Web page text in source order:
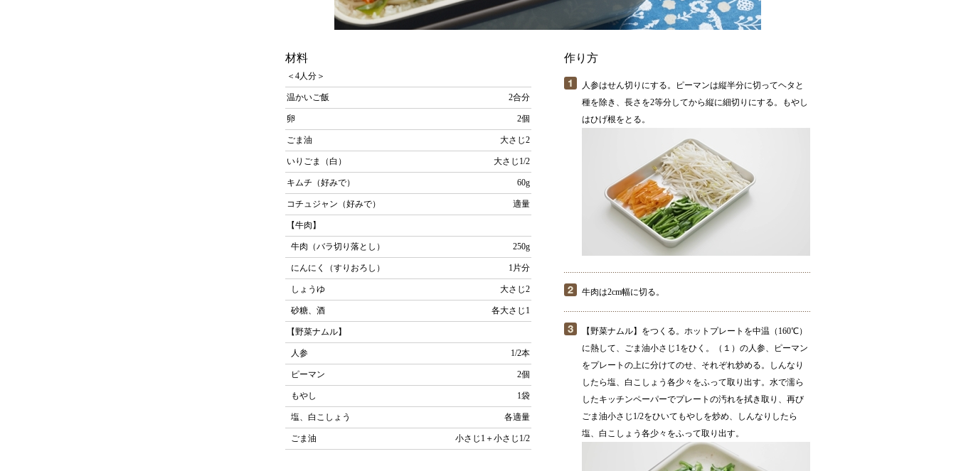
材料
＜4人分＞
温かいご飯 2合分
卵 2個
ごま油 大さじ2
いりごま（白） 大さじ1/2
キムチ（好みで） 60g
コチュジャン（好みで） 適量
【牛肉】
牛肉（バラ切り落とし） 250g
にんにく（すりおろし） 1片分
しょうゆ 大さじ2
砂糖、酒 各大さじ1
【野菜ナムル】
人参 1/2本
ピーマン 2個
もやし 1袋
塩、白こしょう 各適量
ごま油 小さじ1＋小さじ1/2
作り方
人参はせん切りにする。ピーマンは縦半分に切ってヘタと
種を除き、長さを2等分してから縦に細切りにする。もやし
はひげ根をとる。
牛肉は2cm幅に切る。
【野菜ナムル】をつくる。ホットプレートを中温（160℃）
に熱して、ごま油小さじ1をひく。（１）の人参、ピーマン
をプレートの上に分けてのせ、それぞれ炒める。しんなり
したら塩、白こしょう各少々をふって取り出す。水で濡ら
したキッチンペーパーでプレートの汚れを拭き取り、再び
ごま油小さじ1/2をひいてもやしを炒め、しんなりしたら
塩、白こしょう各少々をふって取り出す。